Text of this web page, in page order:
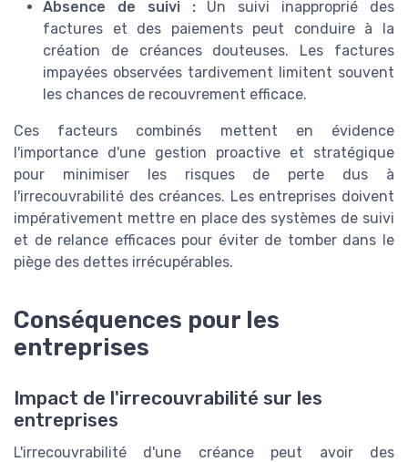
Absence de suivi :Un suivi inapproprié des
factures et des paiements peut conduire à la
création de créances douteuses. Les factures
impayées observées tardivement limitent souvent
les chances de recouvrement efficace.
Ces facteurs combinés mettent en évidence
l'importance d'une gestion proactive et stratégique
pour minimiser les risques de perte dus à
l'irrecouvrabilité des créances. Les entreprises doivent
impérativement mettre en place des systèmes de suivi
et de relance efficaces pour éviter de tomber dans le
piège des dettes irrécupérables.
Conséquences pour les
entreprises
Impact de l'irrecouvrabilité sur les
entreprises
L'irrecouvrabilité d'une créance peut avoir des